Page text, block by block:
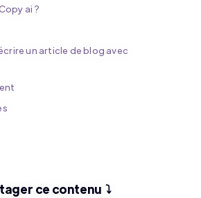
ai ?
un article de blog avec
ce contenu ⤵️